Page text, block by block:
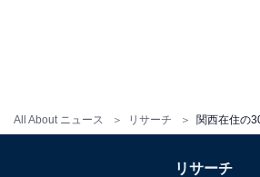
All About ニュース リサーチ
リサーチ